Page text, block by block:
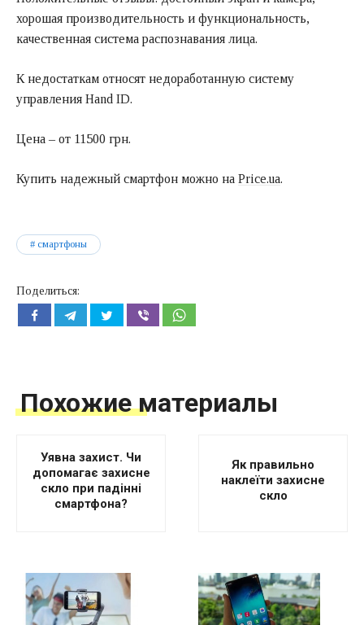
хорошая производительность и функциональность,
качественная система распознавания лица.
К недостаткам относят недоработанную систему
управления Hand ID.
Цена – от 11500 грн.
Купить надежный смартфон можно на Рrice.ua.
смартфоны
Поделиться:
Похожие материалы
Уявна захист. Чи
допомагає захисне
скло при падінні
смартфона?
Як правильно
наклеїти захисне
скло